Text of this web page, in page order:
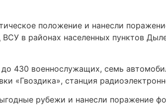
положение и нанесли
в районах населенных пунктов
430 военнослужащих, семь
«Гвоздика», станция
рубежи и нанесли поражение